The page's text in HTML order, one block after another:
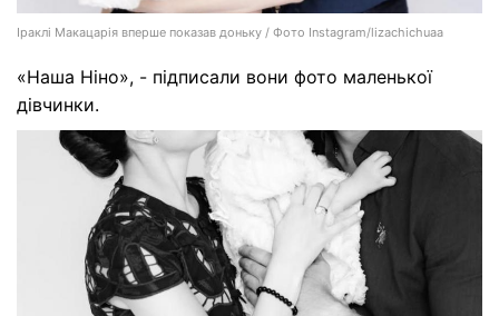
Іраклі Макацарія вперше показав доньку / Фото Instagram/lizachichuaa
«Наша Ніно», - підписали вони фото маленької
дівчинки.